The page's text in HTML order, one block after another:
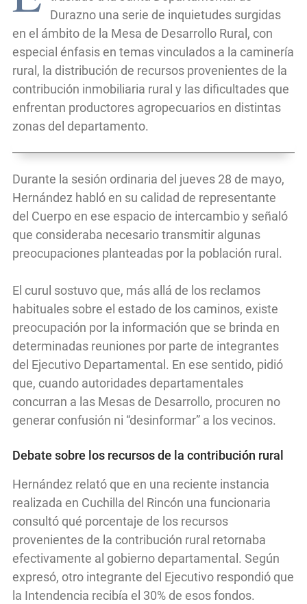
Durazno una serie de inquietudes surgidas
en el ámbito de la Mesa de Desarrollo Rural, con
especial énfasis en temas vinculados a la caminería
rural, la distribución de recursos provenientes de la
contribución inmobiliaria rural y las dificultades que
enfrentan productores agropecuarios en distintas
zonas del departamento.
Durante la sesión ordinaria del jueves 28 de mayo,
Hernández habló en su calidad de representante
del Cuerpo en ese espacio de intercambio y señaló
que consideraba necesario transmitir algunas
preocupaciones planteadas por la población rural.
El curul sostuvo que, más allá de los reclamos
habituales sobre el estado de los caminos, existe
preocupación por la información que se brinda en
determinadas reuniones por parte de integrantes
del Ejecutivo Departamental. En ese sentido, pidió
que, cuando autoridades departamentales
concurran a las Mesas de Desarrollo, procuren no
generar confusión ni “desinformar” a los vecinos.
Debate sobre los recursos de la contribución rural
Hernández relató que en una reciente instancia
realizada en Cuchilla del Rincón una funcionaria
consultó qué porcentaje de los recursos
provenientes de la contribución rural retornaba
efectivamente al gobierno departamental. Según
expresó, otro integrante del Ejecutivo respondió que
la Intendencia recibía el 30% de esos fondos.